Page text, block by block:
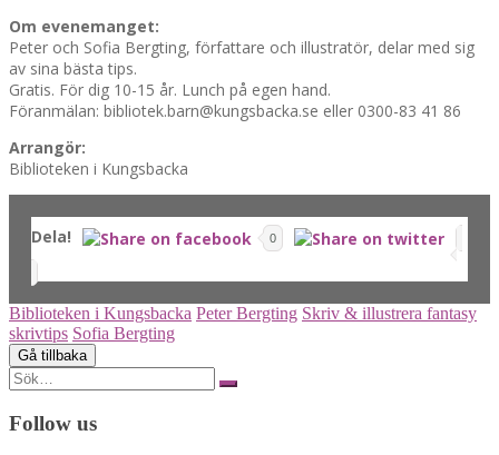
Om evenemanget:
Peter och Sofia Bergting, författare och illustratör, delar med sig
av sina bästa tips.
Gratis. För dig 10-15 år. Lunch på egen hand.
Föranmälan: bibliotek.barn@kungsbacka.se eller 0300-83 41 86
Arrangör:
Biblioteken i Kungsbacka
Dela! 0
Biblioteken i Kungsbacka Peter Bergting Skriv & illustrera fantasy
skrivtips Sofia Bergting
Search
for:
Follow us